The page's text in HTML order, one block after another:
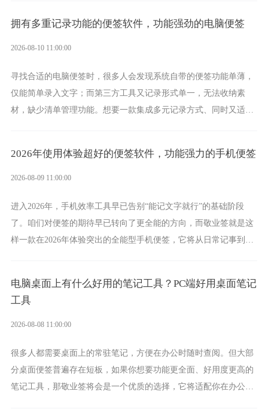
拥有多重记录功能的便签软件，功能强劲的电脑便签
2026-08-10 11:00:00
寻找合适的电脑便签时，很多人会发现系统自带的便签功能单薄，
仅能简单录入文字；而第三方工具又记录形式单一，无法收纳素
材，缺少清单管理功能。想要一款集成多元记录方式、同时又适配
2026年使用体验超好的便签软件，功能强力的手机便签
2026-08-09 11:00:00
进入2026年，手机效率工具早已告别“能记文字就行”的基础阶段
了。咱们对便签的期待早已转向了更全能的方向，而敬业签就是这
样一款在2026年体验突出的全能型手机便签，它将从日常记事到时
电脑桌面上有什么好用的笔记工具？PC端好用桌面笔记
工具
2026-08-08 11:00:00
很多人都需要桌面上的常驻笔记，方便在办公时随时查阅。但大部
分桌面便签普遍存在短板，如果你想要功能更全面、好用度更高的
笔记工具，那敬业签将会是一个优质的选择，它将适配你在办公、